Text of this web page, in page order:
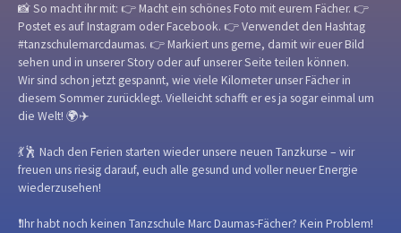
📸 So macht ihr mit: 👉 Macht ein schönes Foto mit eurem Fächer. 👉
Postet es auf Instagram oder Facebook. 👉 Verwendet den Hashtag
#tanzschulemarcdaumas. 👉 Markiert uns gerne, damit wir euer Bild
sehen und in unserer Story oder auf unserer Seite teilen können.
Wir sind schon jetzt gespannt, wie viele Kilometer unser Fächer in
diesem Sommer zurücklegt. Vielleicht schafft er es ja sogar einmal um
die Welt! 🌍✈️
💃🕺 Nach den Ferien starten wieder unsere neuen Tanzkurse – wir
freuen uns riesig darauf, euch alle gesund und voller neuer Energie
wiederzusehen!
❗Ihr habt noch keinen Tanzschule Marc Daumas-Fächer? Kein Problem!